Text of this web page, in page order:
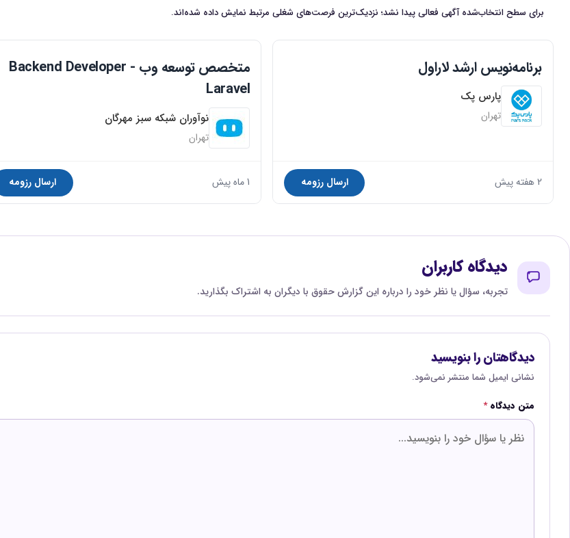
برای سطح انتخاب‌شده آگهی فعالی پیدا نشد؛ نزدیک‌ترین فرصت‌های شغلی مرتبط نمایش داده شده‌اند.
برنامه‌نویس ارشد لاراول
پارس پک
تهران
2 هفته پیش ارسال رزومه
متخصص توسعه وب Backend Developer -
Laravel
نوآوران شبکه سبز مهرگان
تهران
1 ماه پیش ارسال رزومه
دیدگاه کاربران
تجربه، سؤال یا نظر خود را درباره این گزارش حقوق با دیگران به اشتراک بگذارید.
دیدگاهتان را بنویسید
نشانی ایمیل شما منتشر نمی‌شود.
متن دیدگاه*